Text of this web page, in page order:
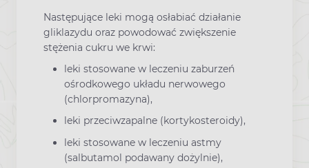
Następujące leki mogą osłabiać działanie
gliklazydu oraz powodować zwiększenie
stężenia cukru we krwi:
leki stosowane w leczeniu zaburzeń
ośrodkowego układu nerwowego
(chlorpromazyna),
leki przeciwzapalne (kortykosteroidy),
leki stosowane w leczeniu astmy
(salbutamol podawany dożylnie),